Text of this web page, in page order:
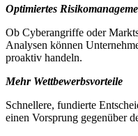
Optimiertes
Ob Cyberangriffe oder
Analysen können
proaktiv handeln.
Mehr Wettbewerbsvorteile
Schnellere, fundierte
einen Vorsprung gegenüber